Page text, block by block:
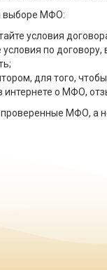
выборе МФО:
условия
по
для того,
о МФО,
МФО, а